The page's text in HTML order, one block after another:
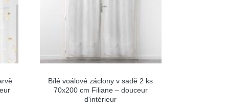
Bílé voálové záclony v sadě 2 ks
70x200 cm Filiane – douceur
d'intérieur